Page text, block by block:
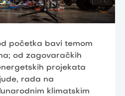
početka bavi temom
od zagovaračkih
projekata
rada na
klimatskim